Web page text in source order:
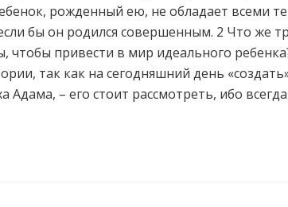
рожденный ею, не обладает всеми
бы он родился совершенным. 2 Что же
привести в мир идеального
так как на сегодняшний день
Адама, – его стоит рассмотреть, ибо